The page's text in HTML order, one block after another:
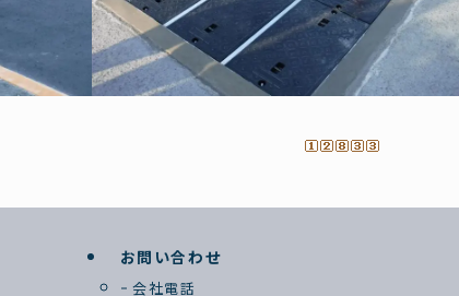
お問い合わせ
会社電話